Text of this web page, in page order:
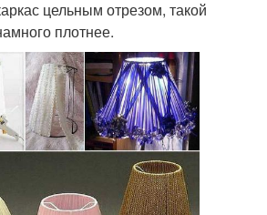
цельным отрезом, такой
плотнее.